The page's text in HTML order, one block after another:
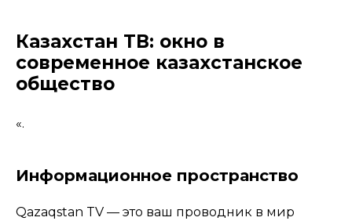
Казахстан ТВ: окно в
современное казахстанское
общество
«.
Информационное пространство
Qazaqstan TV — это ваш проводник в мир